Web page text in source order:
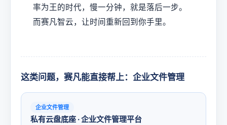
率为王的时代，慢一分钟，就是落后一步。
而赛凡智云，让时间重新回到你手里。
这类问题，赛凡能直接帮上：企业文件管理
企业文件管理
私有云盘底座 · 企业文件管理平台